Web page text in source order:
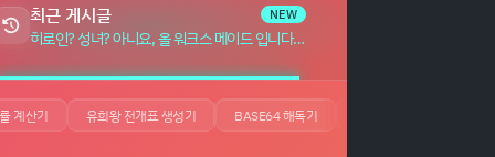
최근 게시글 NEW
히로인? 성녀? 아니요, 올 워크스 메이드 입니다! (자랑) 자막 (7)
계산기 유희왕 전개표 생성기 BASE64 해독기